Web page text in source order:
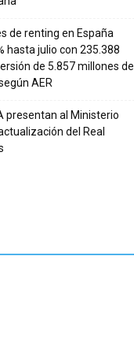
de renting en España
hasta julio con 235.388
de 5.857 millones de
AER
presentan al Ministerio
del Real